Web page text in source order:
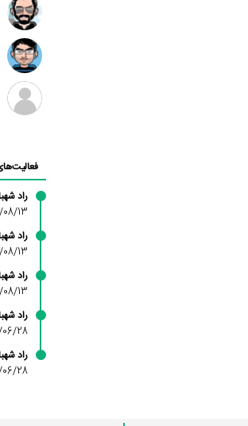
ممدرضا
مهدی
فرهمند
سامان
راحمی
راد
08/13
راد
08/13
راد
08/13
راد
06/28
راد
06/28